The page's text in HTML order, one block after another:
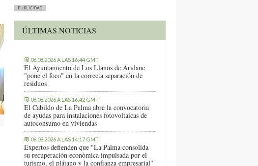
PUBLICIDAD
ÚLTIMAS NOTICIAS
06.08.2026 A LAS 16:44 GMT
El Ayuntamiento de Los Llanos de Aridane
"pone el foco" en la correcta separación de
residuos
06.08.2026 A LAS 16:42 GMT
El Cabildo de La Palma abre la convocatoria
de ayudas para instalaciones fotovoltaicas de
autoconsumo en viviendas
06.08.2026 A LAS 14:17 GMT
Expertos defienden que "La Palma consolida
su recuperación económica impulsada por el
turismo, el plátano y la confianza empresarial"